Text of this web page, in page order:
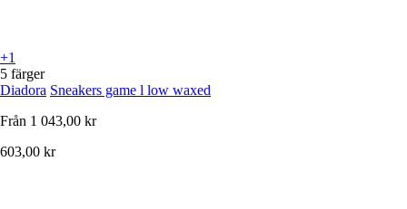
+1
5 färger
Diadora Sneakers game l low waxed
Från 1 043,00 kr
603,00 kr